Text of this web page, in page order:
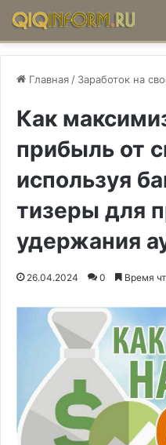
Главная / Заработок на
Как
прибыль от
используя
тизеры для
удержания
26.04.2024 0 Время